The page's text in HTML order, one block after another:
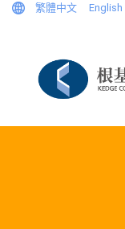
繁體中文 English